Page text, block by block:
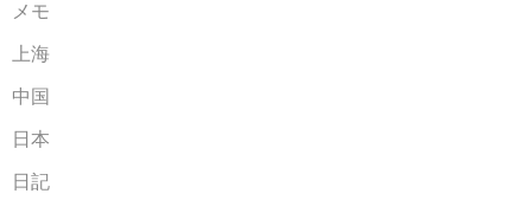
メモ
上海
中国
日本
日記